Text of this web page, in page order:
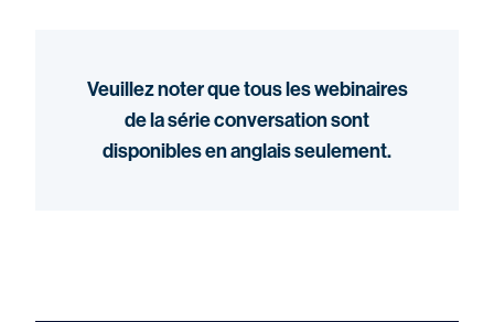
Veuillez noter que tous les webinaires
de la série conversation sont
disponibles en anglais seulement.